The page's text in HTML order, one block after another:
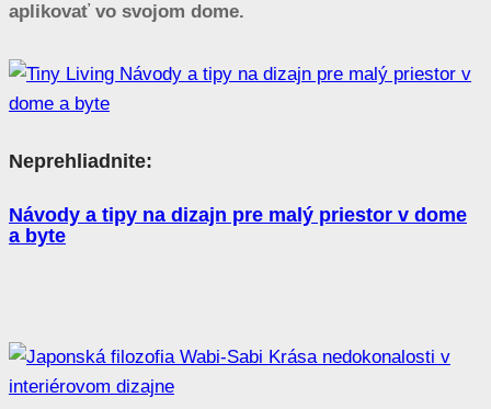
aplikovať vo svojom dome.
Neprehliadnite:
Návody a tipy na dizajn pre malý priestor v dome
a byte